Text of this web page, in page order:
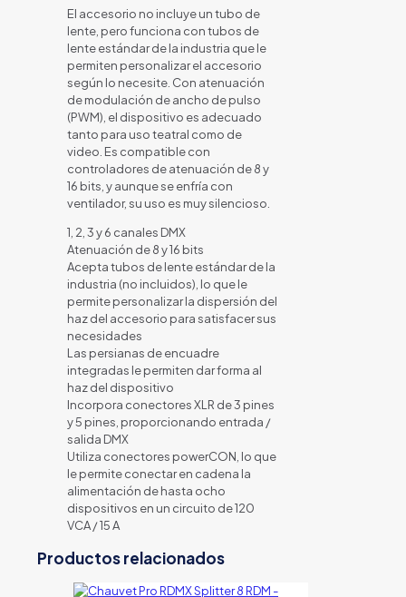
El accesorio no incluye un tubo de
lente, pero funciona con tubos de
lente estándar de la industria que le
permiten personalizar el accesorio
según lo necesite. Con atenuación
de modulación de ancho de pulso
(PWM), el dispositivo es adecuado
tanto para uso teatral como de
video. Es compatible con
controladores de atenuación de 8 y
16 bits, y aunque se enfría con
ventilador, su uso es muy silencioso.
1, 2, 3 y 6 canales DMX
Atenuación de 8 y 16 bits
Acepta tubos de lente estándar de la
industria (no incluidos), lo que le
permite personalizar la dispersión del
haz del accesorio para satisfacer sus
necesidades
Las persianas de encuadre
integradas le permiten dar forma al
haz del dispositivo
Incorpora conectores XLR de 3 pines
y 5 pines, proporcionando entrada /
salida DMX
Utiliza conectores powerCON, lo que
le permite conectar en cadena la
alimentación de hasta ocho
dispositivos en un circuito de 120
VCA / 15 A
Productos relacionados